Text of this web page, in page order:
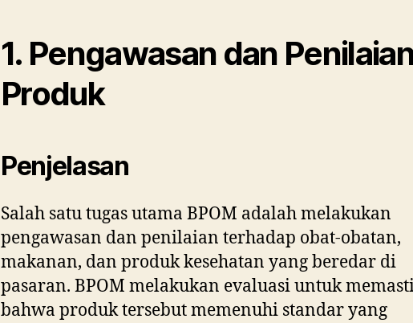
1. Pengawasan dan
Produk
Penjelasan
Salah satu tugas utama BPOM adalah melakukan
pengawasan dan penilaian terhadap obat-obatan,
makanan, dan produk kesehatan yang beredar di
pasaran. BPOM melakukan evaluasi untuk
bahwa produk tersebut memenuhi standar yang